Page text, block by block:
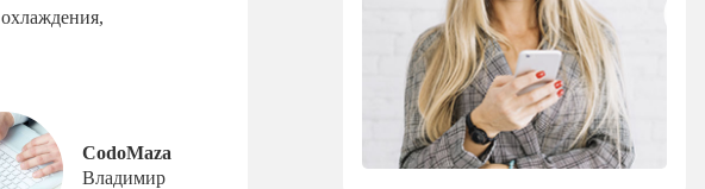
CodoMaza
Владимир